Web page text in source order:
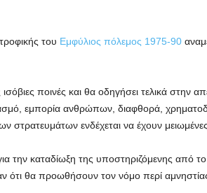
του Εμφύλιος πόλεμος 1975-90
ποινές και θα οδηγήσει τελικά
εμπορία ανθρώπων, διαφθορά,
στρατευμάτων ενδέχεται να έχουν
την καταδίωξη της υποστηριζόμενης από
ότι θα προωθήσουν τον νόμο περί